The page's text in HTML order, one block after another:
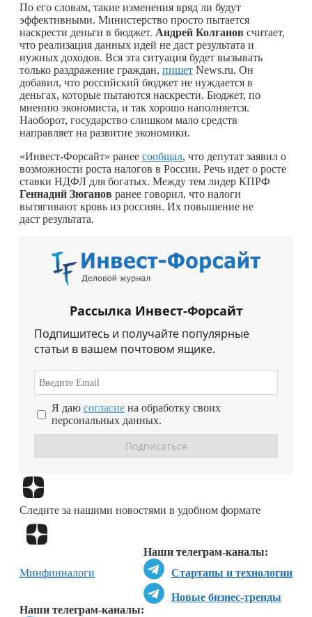
По его словам, такие изменения вряд ли будут
эффективными. Министерство просто пытается
наскрести деньги в бюджет. Андрей Колганов считает,
что реализация данных идей не даст результата и
нужных доходов. Вся эта ситуация будет вызывать
только раздражение граждан, пишет News.ru. Он
добавил, что российский бюджет не нуждается в
деньгах, которые пытаются наскрести. Бюджет, по
мнению экономиста, и так хорошо наполняется.
Наоборот, государство слишком мало средств
направляет на развитие экономики.
«Инвест-Форсайт» ранее сообщал, что депутат заявил о
возможности роста налогов в России. Речь идет о росте
ставки НДФЛ для богатых. Между тем лидер КПРФ
Геннадий Зюганов ранее говорил, что налоги
вытягивают кровь из россиян. Их повышение не
даст результата.
Рассылка Инвест-Форсайт
Подпишитесь и получайте популярные
статьи в вашем почтовом ящике.
Я даю согласие на обработку своих
персональных данных.
Следите за нашими новостями в удобном формате
Наши телеграм-каналы:
Стартапы и технологии
Новые бизнес-тренды
Наши телеграм-каналы:
Минфинналоги